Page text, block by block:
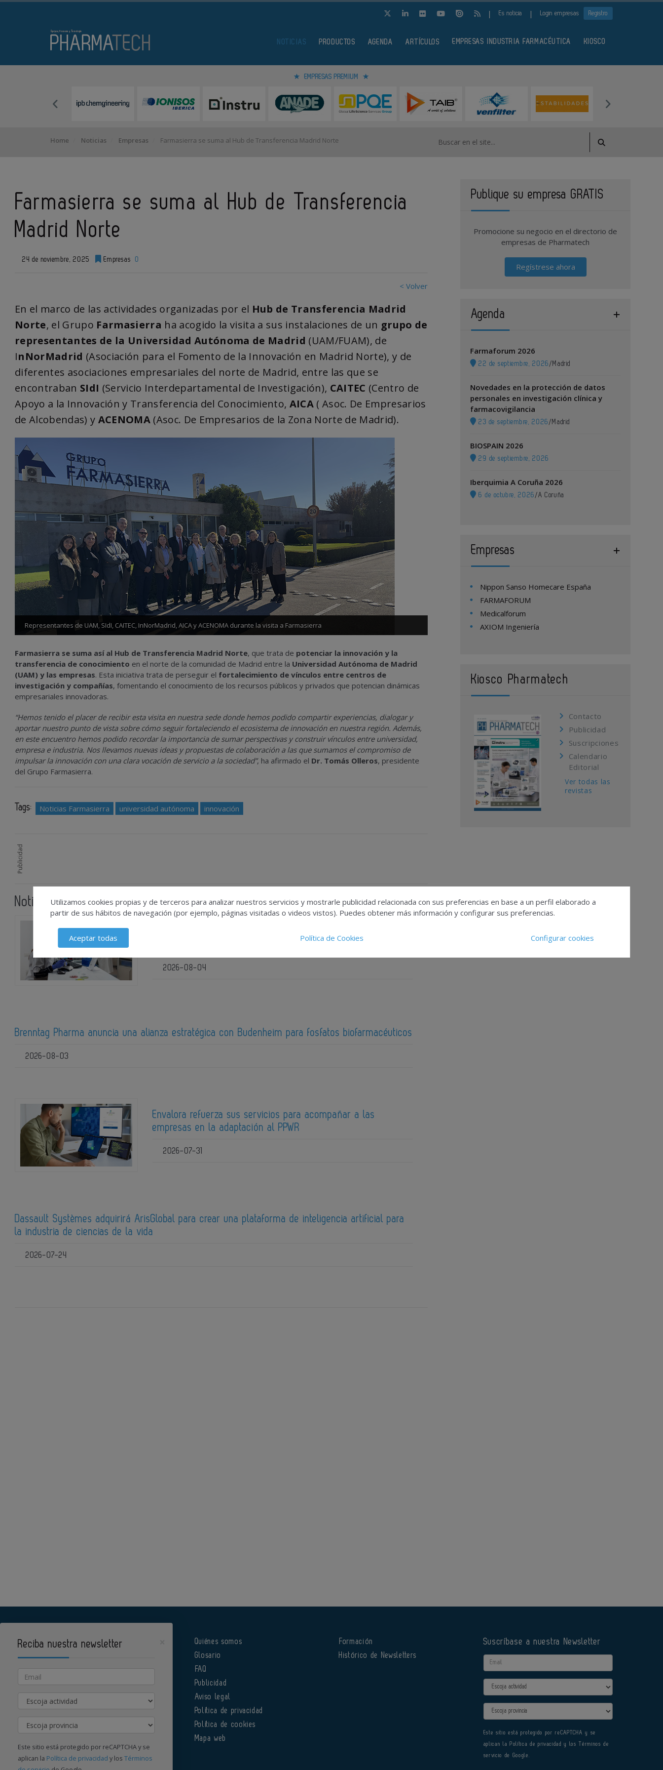
| Es noticia | Login empresas Registro
NOTICIAS PRODUCTOS AGENDA ARTÍCULOS EMPRESAS INDUSTRIA FARMACÉUTICA KIOSCO
EMPRESAS PREMIUM
Home Noticias Empresas Farmasierra se suma al Hub de Transferencia Madrid Norte
Farmasierra se suma al Hub de Transferencia
Madrid Norte
24 de noviembre, 2025 Empresas 0
< Volver
En el marco de las actividades organizadas por el Hub de Transferencia Madrid
Norte, el Grupo Farmasierra ha acogido la visita a sus instalaciones de un grupo de
representantes de la Universidad Autónoma de Madrid (UAM/FUAM), de
InNorMadrid (Asociación para el Fomento de la Innovación en Madrid Norte), y de
diferentes asociaciones empresariales del norte de Madrid, entre las que se
encontraban SIdI (Servicio Interdepartamental de Investigación), CAITEC (Centro de
Apoyo a la Innovación y Transferencia del Conocimiento, AICA ( Asoc. De Empresarios
de Alcobendas) y ACENOMA (Asoc. De Empresarios de la Zona Norte de Madrid).
Representantes de UAM, SIdI, CAITEC, InNorMadrid, AICA y ACENOMA durante la visita a Farmasierra
Farmasierra se suma así al Hub de Transferencia Madrid Norte, que trata de potenciar la innovación y la
transferencia de conocimiento en el norte de la comunidad de Madrid entre la Universidad Autónoma de Madrid
(UAM) y las empresas. Esta iniciativa trata de perseguir el fortalecimiento de vínculos entre centros de
investigación y compañías, fomentando el conocimiento de los recursos públicos y privados que potencian dinámicas
empresariales innovadoras.
“Hemos tenido el placer de recibir esta visita en nuestra sede donde hemos podido compartir experiencias, dialogar y
aportar nuestro punto de vista sobre cómo seguir fortaleciendo el ecosistema de innovación en nuestra región. Además,
en este encuentro hemos podido recordar la importancia de sumar perspectivas y construir vínculos entre universidad,
empresa e industria. Nos llevamos nuevas ideas y propuestas de colaboración a las que sumamos el compromiso de
impulsar la innovación con una clara vocación de servicio a la sociedad”, ha afirmado el Dr. Tomás Olleros, presidente
del Grupo Farmasierra.
Tags: Noticias Farmasierra universidad autónoma innovación
Publicidad
Noticias relacionadas
2026-08-04
Brenntag Pharma anuncia una alianza estratégica con Budenheim para fosfatos biofarmacéuticos
2026-08-03
Envalora refuerza sus servicios para acompañar a las
empresas en la adaptación al PPWR
2026-07-31
Dassault Systèmes adquirirá ArisGlobal para crear una plataforma de inteligencia artificial para
la industria de ciencias de la vida
2026-07-24
Publique su empresa GRATIS
Promocione su negocio en el directorio de
empresas de Pharmatech
Regístrese ahora
Agenda
Farmaforum 2026
22 de septiembre, 2026 / Madrid
Novedades en la protección de datos
personales en investigación clínica y
farmacovigilancia
23 de septiembre, 2026 / Madrid
BIOSPAIN 2026
29 de septiembre, 2026
Iberquimia A Coruña 2026
6 de octubre, 2026 /A Coruña
Empresas
Nippon Sanso Homecare España
FARMAFORUM
Medicalforum
AXIOM Ingeniería
Kiosco Pharmatech
Contacto
Publicidad
Suscripciones
Calendario
Editorial
Ver todas las
revistas
Órgano institucional de la AEFI
Quiénes somos
Glosario
FAQ
Publicidad
Aviso legal
Política de privacidad
Política de cookies
Mapa web
Formación
Histórico de Newsletters
Suscríbase a nuestra Newsletter
Email
Actividad
Provincia
Este sitio está protegido por reCAPTCHA y se
aplican la Política de privacidad y los Términos de
servicio de Google.
Utilizamos cookies propias y de terceros para analizar nuestros servicios y mostrarle publicidad relacionada con sus preferencias en base a un perfil elaborado a
partir de sus hábitos de navegación (por ejemplo, páginas visitadas o videos vistos). Puedes obtener más información y configurar sus preferencias.
Aceptar todas Política de Cookies Configurar cookies
Reciba nuestra newsletter
Email
Actividad
Provincia
Este sitio está protegido por reCAPTCHA y se
aplican la Política de privacidad y los Términos